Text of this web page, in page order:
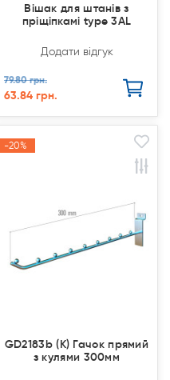
Вішак для штанів з
пріщіпкамі type 3AL
Додати відгук
79.80 грн.
63.84 грн.
-20%
-20%
GD2183b (К) Гачок прямий
з кулями 300мм